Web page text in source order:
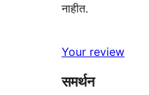
नाहीत.
Your review
समर्थन